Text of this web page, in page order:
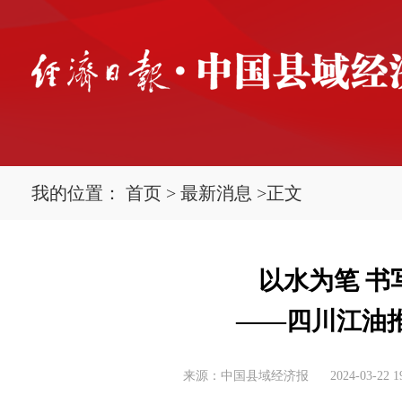
我的位置： 首页 > 最新消息 >正文
以水为笔 书
——四川江油
来源：中国县域经济报 2024-03-22